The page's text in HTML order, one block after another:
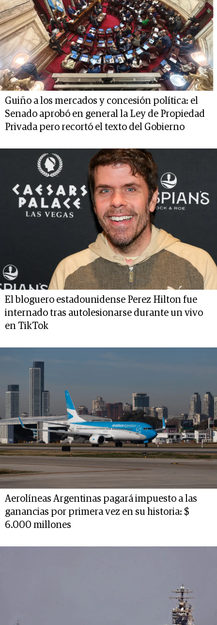
Guiño a los mercados y concesión política: el
Senado aprobó en general la Ley de Propiedad
Privada pero recortó el texto del Gobierno
El bloguero estadounidense Perez Hilton fue
internado tras autolesionarse durante un vivo
en TikTok
Aerolíneas Argentinas pagará impuesto a las
ganancias por primera vez en su historia: $
6.000 millones